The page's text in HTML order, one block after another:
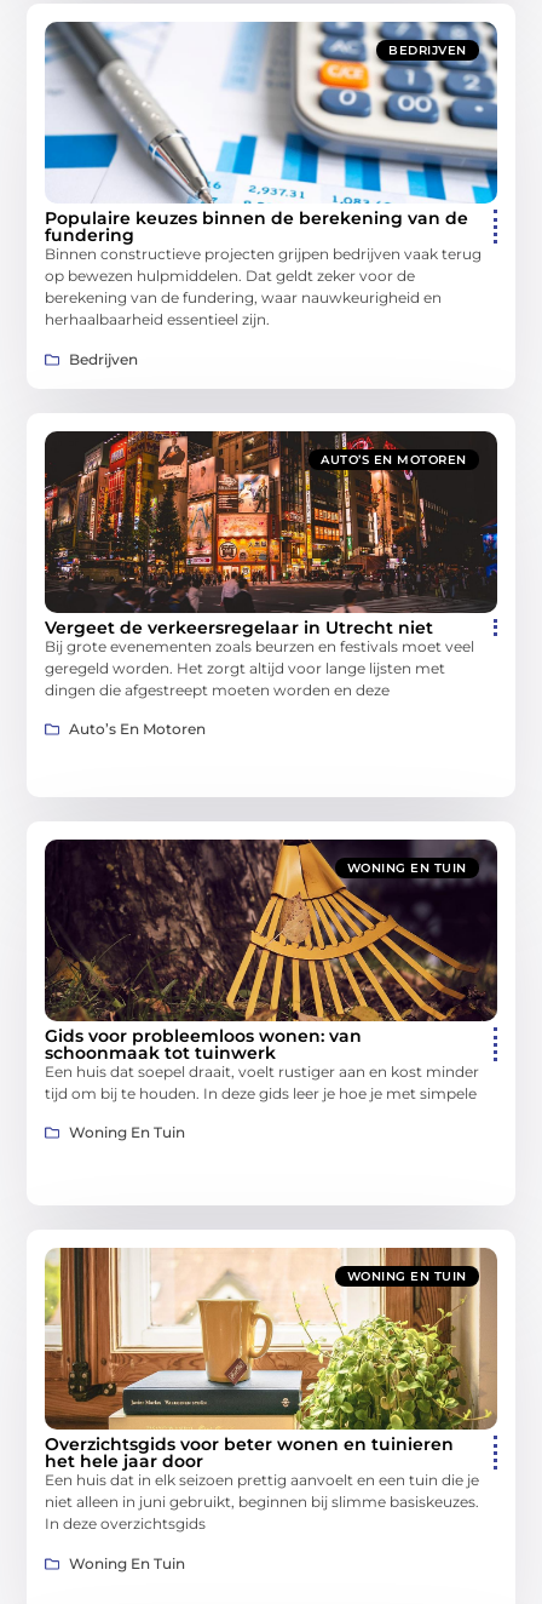
BEDRIJVEN
Populaire keuzes binnen de berekening van de
fundering
Binnen constructieve projecten grijpen bedrijven vaak terug
op bewezen hulpmiddelen. Dat geldt zeker voor de
berekening van de fundering, waar nauwkeurigheid en
herhaalbaarheid essentieel zijn.
Bedrijven
AUTO’S EN MOTOREN
Vergeet de verkeersregelaar in Utrecht niet
Bij grote evenementen zoals beurzen en festivals moet veel
geregeld worden. Het zorgt altijd voor lange lijsten met
dingen die afgestreept moeten worden en deze
Auto’s En Motoren
WONING EN TUIN
Gids voor probleemloos wonen: van
schoonmaak tot tuinwerk
Een huis dat soepel draait, voelt rustiger aan en kost minder
tijd om bij te houden. In deze gids leer je hoe je met simpele
Woning En Tuin
WONING EN TUIN
Overzichtsgids voor beter wonen en tuinieren
het hele jaar door
Een huis dat in elk seizoen prettig aanvoelt en een tuin die je
niet alleen in juni gebruikt, beginnen bij slimme basiskeuzes.
In deze overzichtsgids
Woning En Tuin